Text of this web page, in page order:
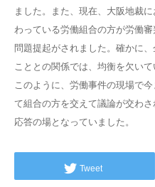
ました。また、現在、大阪地裁
わっている労働組合の方が労働
問題提起がされました。確かに
こととの関係では、均衡を欠い
このように、労働事件の現場で
て組合の方を交えて議論が交わ
応答の場となっていました。
Tweet